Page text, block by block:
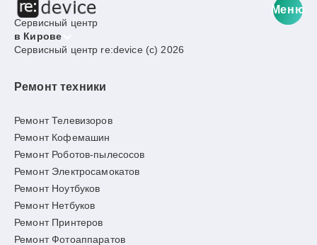
Сервисный центр
в Кирове
Меню
Сервисный центр re:device (c) 2026
Ремонт техники
Ремонт Телевизоров
Ремонт Кофемашин
Ремонт Роботов-пылесосов
Ремонт Электросамокатов
Ремонт Ноутбуков
Ремонт Нетбуков
Ремонт Принтеров
Ремонт Фотоаппаратов